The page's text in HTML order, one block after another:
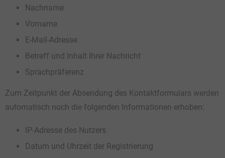
Nachname
Vorname
E-Mail-Adresse
Betreff und Inhalt Ihrer Nachricht
Sprachpräferenz
Zum Zeitpunkt der Absendung des Kontaktformulars werden
automatisch noch die folgenden Informationen erhoben:
IP-Adresse des Nutzers
Datum und Uhrzeit der Registrierung